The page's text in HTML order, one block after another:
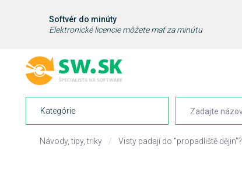
Softvér do minúty
Elektronické licencie môžete mať za minútu
Kategórie
Návody, tipy, triky / Visty padají do "propadliště dějin"?